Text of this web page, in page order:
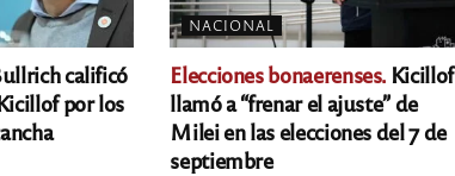
calificó
por los
NACIONAL
Elecciones bonaerenses. Kicillof
llamó a “frenar el ajuste” de
Milei en las elecciones del 7 de
septiembre